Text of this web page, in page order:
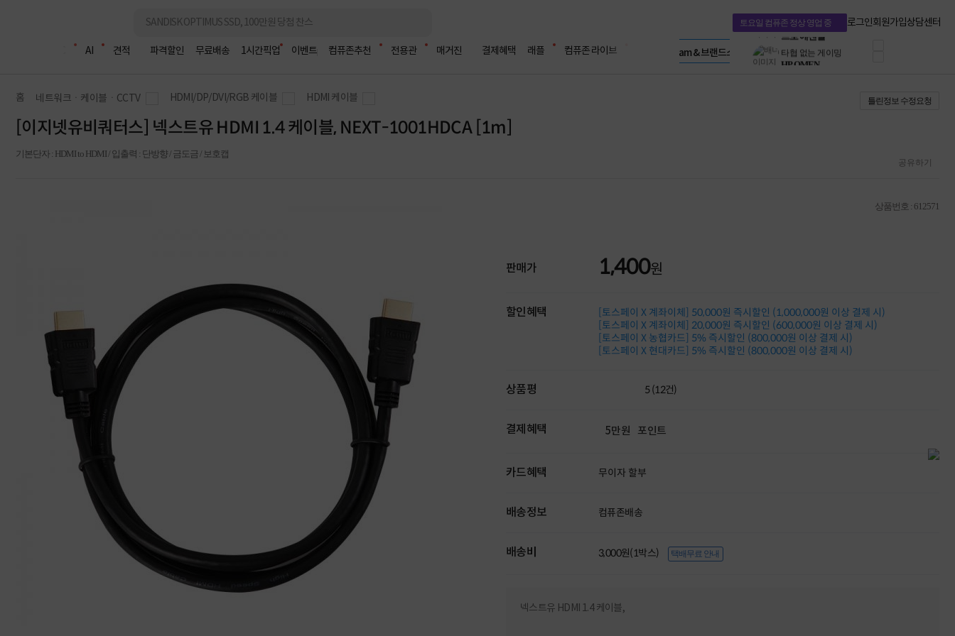
토요일 컴퓨존 정상 영업 중 로그인회원가입상담센터
AI 견적 파격할인 무료배송 1시간픽업 이벤트 컴퓨존추천 전용관 매거진 결제혜택 래플 컴퓨존 라이브
LG gram & 브랜드스토어
Microsoft 브랜드스토어
Dell 구매 찬스
프로 에센셜
HP OMEN
MSI 공유기
적립금 3% 페이백
시스코 스위칭허브
누적 금액 별
홈 네트워크ㆍ케이블ㆍCCTV HDMI/DP/DVI/RGB 케이블 HDMI 케이블 틀린정보 수정요청
[이지넷유비쿼터스] 넥스트유 HDMI 1.4 케이블, NEXT-1001HDCA [1m]
기본단자 : HDMI to HDMI / 입출력 : 단방향 / 금도금 / 보호캡
공유하기
상품번호 : 612571
판매가 1,400원
할인혜택
[토스페이 X 계좌이체] 50,000원 즉시할인 (1,000,000원 이상 결제 시)
[토스페이 X 계좌이체] 20,000원 즉시할인 (600,000원 이상 결제 시)
[토스페이 X 농협카드] 5% 즉시할인 (800,000원 이상 결제 시)
[토스페이 X 현대카드] 5% 즉시할인 (800,000원 이상 결제 시)
상품평 5 (12건)
결제혜택 5만원 포인트
카드혜택 무이자 할부
배송정보 컴퓨존배송
배송비 3,000원(1박스) 택배무료 안내
넥스트유 HDMI 1.4 케이블,